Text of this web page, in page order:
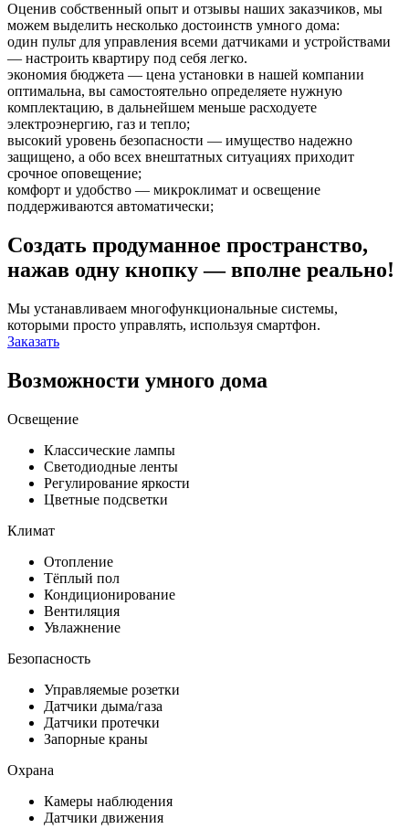
Оценив собственный опыт и отзывы наших заказчиков, мы
можем выделить несколько достоинств умного дома:
один пульт для управления всеми датчиками и устройствами
— настроить квартиру под себя легко.
экономия бюджета — цена установки в нашей компании
оптимальна, вы самостоятельно определяете нужную
комплектацию, в дальнейшем меньше расходуете
электроэнергию, газ и тепло;
высокий уровень безопасности — имущество надежно
защищено, а обо всех внештатных ситуациях приходит
срочное оповещение;
комфорт и удобство — микроклимат и освещение
поддерживаются автоматически;
Создать продуманное пространство,
нажав одну кнопку — вполне реально!
Мы устанавливаем многофункциональные системы,
которыми просто управлять, используя смартфон.
Заказать
Возможности умного дома
Освещение
Классические лампы
Светодиодные ленты
Регулирование яркости
Цветные подсветки
Климат
Отопление
Тёплый пол
Кондиционирование
Вентиляция
Увлажнение
Безопасность
Управляемые розетки
Датчики дыма/газа
Датчики протечки
Запорные краны
Охрана
Камеры наблюдения
Датчики движения